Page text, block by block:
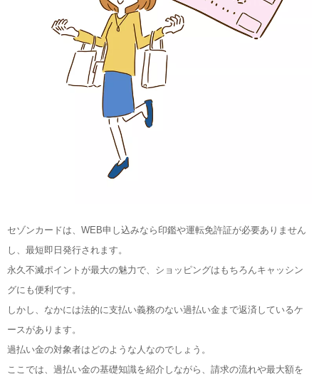
セゾンカードは、WEB申し込みなら印鑑や運転免許証が必要ありません
し、最短即日発行されます。
永久不滅ポイントが最大の魅力で、ショッピングはもちろんキャッシン
グにも便利です。
しかし、なかには法的に支払い義務のない過払い金まで返済しているケ
ースがあります。
過払い金の対象者はどのような人なのでしょう。
ここでは、過払い金の基礎知識を紹介しながら、請求の流れや最大額を